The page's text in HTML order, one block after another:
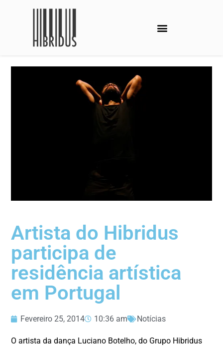
Artista do Hibridus
participa de
residência artística
em Portugal
Fevereiro 25, 2014 10:36 am Notícias
O artista da dança Luciano Botelho, do Grupo Hibridus